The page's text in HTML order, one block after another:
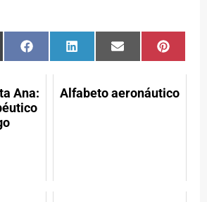
Compartir
en
Facebook
Compartir
en
Compartir
en en
Ana:
Alfabeto aeronáutico